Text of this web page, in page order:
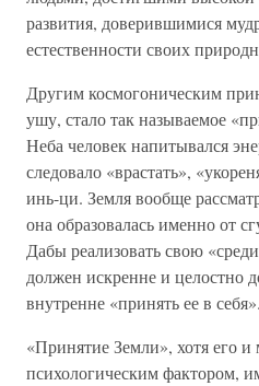
развития, доверившимися
естественности своих
Другим космогоническим
ушу, стало так называемое
Неба человек напитывался
следовало «врастать»,
инь-ци. Земля вообще
она образовалась именно от
Дабы реализовать свою
должен искренне и целостно
внутренне «принять ее в себя».
«Принятие Земли», хотя его
психологическим фактором,